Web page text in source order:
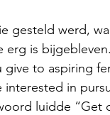
gesteld werd,
erg is
give to aspiring
interested in
luidde “Get